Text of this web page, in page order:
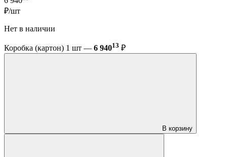
₽/шт
Нет в наличии
Коробка (картон) 1 шт — 6 94013 ₽
В корзину